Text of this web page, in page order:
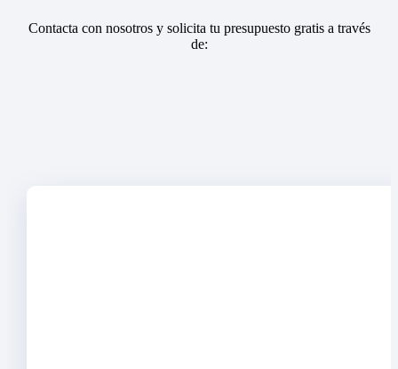
Contacta con nosotros y solicita tu presupuesto gratis a través
de: